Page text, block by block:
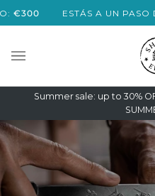
al
€300 ESTÁS A UN PASO
Summer sale: up to 30%